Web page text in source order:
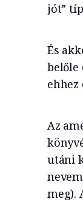
jót”
És
belőle
ehhez
Az
utáni
meg).